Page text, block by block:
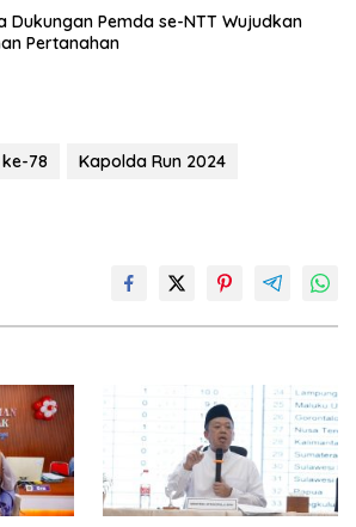
Dukungan Pemda se-NTT Wujudkan
Pertanahan
78
Kapolda Run 2024